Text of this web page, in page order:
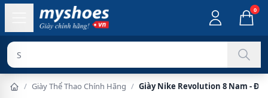
0
Sản phẩm chí
/ Giày Thể Thao Chính Hãng / Giày Nike Revolution 8 Nam -